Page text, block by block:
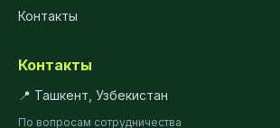
Контакты
Контакты
📍 Ташкент, Узбекистан
По вопросам сотрудничества